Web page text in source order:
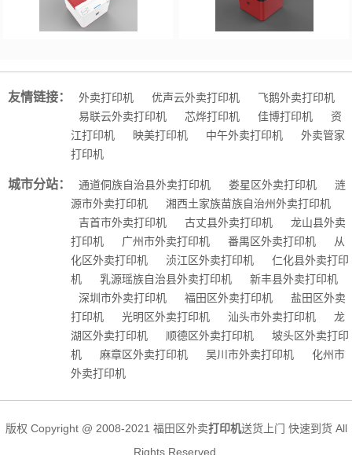
友情链接： 外卖打印机 优声云外卖打印机
飞鹅外卖打印机
易联云外卖打印机
芯烨打印机 佳博打印机
资
江打印机
映美打印机 中午外卖打印机
外卖管家
打印机
城市分站： 通道侗族自治县外卖打印机 娄星区外卖打印机
涟
源市外卖打印机
湘西土家族苗族自治州外卖打印机
吉首市外卖打印机
古丈县外卖打印机
龙山县外卖
打印机
广州市外卖打印机 番禺区外卖打印机
从
化区外卖打印机
浈江区外卖打印机
仁化县外卖打印
机
乳源瑶族自治县外卖打印机
新丰县外卖打印机
深圳市外卖打印机
福田区外卖打印机
盐田区外卖
打印机
光明区外卖打印机 汕头市外卖打印机
龙
湖区外卖打印机
顺德区外卖打印机
坡头区外卖打印
机
麻章区外卖打印机 吴川市外卖打印机
化州市
外卖打印机
版权 Copyright @ 2008-2021 福田区外卖打印机送货上门 快速到货 All
Rights Reserved.